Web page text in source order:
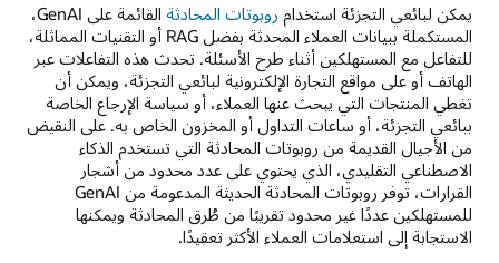
يمكن لبائعي التجزئة استخدام روبوتات المحادثة
القائمة على GenAI،
المستكملة ببيانات العملاء المحدثة بفضل RAG أو التقنيات المماثلة،
للتفاعل مع المستهلكين أثناء طرح الأسئلة. تحدث هذه التفاعلات عبر
الهاتف أو على مواقع التجارة الإلكترونية لبائعي التجزئة، ويمكن أن
تغطي المنتجات التي يبحث عنها العملاء، أو سياسة الإرجاع الخاصة
ببائعي التجزئة، أو ساعات التداول أو المخزون الخاص به. على النقيض
من الأجيال القديمة من روبوتات المحادثة التي تستخدم الذكاء
الاصطناعي التقليدي، الذي يحتوي على عدد محدود من أشجار
القرارات، توفر روبوتات المحادثة الحديثة المدعومة من GenAI
للمستهلكين عددًا غير محدود تقريبًا من طُرق المحادثة ويمكنها
الاستجابة إلى استعلامات العملاء الأكثر تعقيدًا.